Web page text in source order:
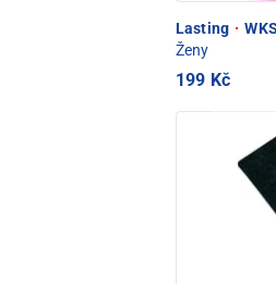
Lasting ·
Ženy
199 Kč